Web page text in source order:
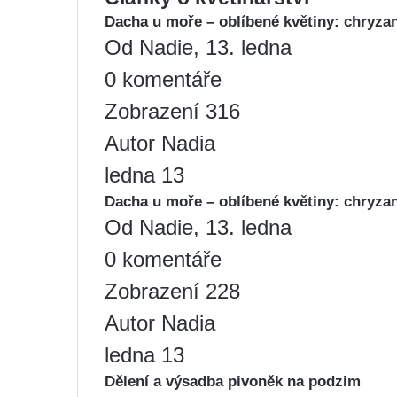
Dacha u moře – oblíbené květiny:
Od Nadie, 13. ledna
0 komentáře
Zobrazení 316
Autor Nadia
ledna 13
Dacha u moře – oblíbené květiny:
Od Nadie, 13. ledna
0 komentáře
Zobrazení 228
Autor Nadia
ledna 13
Dělení a výsadba pivoněk na podzim